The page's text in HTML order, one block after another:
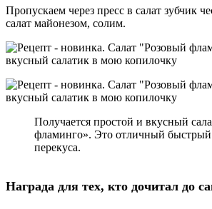
Пропускаем через пресс в салат зубчик
салат майонезом, солим.
Получается простой и вкусный
фламинго». Это отличный быстрый
перекуса.
Награда для тех, кто дочитал до